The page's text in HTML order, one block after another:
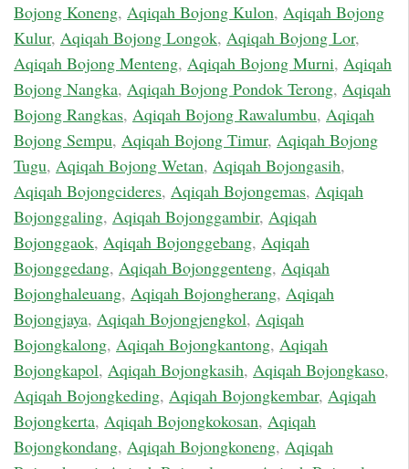
Bojong Koneng, Aqiqah Bojong Kulon, Aqiqah Bojong
Kulur, Aqiqah Bojong Longok, Aqiqah Bojong Lor,
Aqiqah Bojong Menteng, Aqiqah Bojong Murni, Aqiqah
Bojong Nangka, Aqiqah Bojong Pondok Terong, Aqiqah
Bojong Rangkas, Aqiqah Bojong Rawalumbu, Aqiqah
Bojong Sempu, Aqiqah Bojong Timur, Aqiqah Bojong
Tugu, Aqiqah Bojong Wetan, Aqiqah Bojongasih,
Aqiqah Bojongcideres, Aqiqah Bojongemas, Aqiqah
Bojonggaling, Aqiqah Bojonggambir, Aqiqah
Bojonggaok, Aqiqah Bojonggebang, Aqiqah
Bojonggedang, Aqiqah Bojonggenteng, Aqiqah
Bojonghaleuang, Aqiqah Bojongherang, Aqiqah
Bojongjaya, Aqiqah Bojongjengkol, Aqiqah
Bojongkalong, Aqiqah Bojongkantong, Aqiqah
Bojongkapol, Aqiqah Bojongkasih, Aqiqah Bojongkaso,
Aqiqah Bojongkeding, Aqiqah Bojongkembar, Aqiqah
Bojongkerta, Aqiqah Bojongkokosan, Aqiqah
Bojongkondang, Aqiqah Bojongkoneng, Aqiqah